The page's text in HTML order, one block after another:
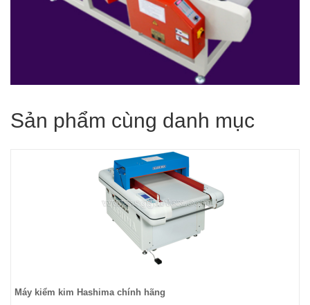
Sản phẩm cùng danh mục
Máy kiểm kim Hashima chính hãng